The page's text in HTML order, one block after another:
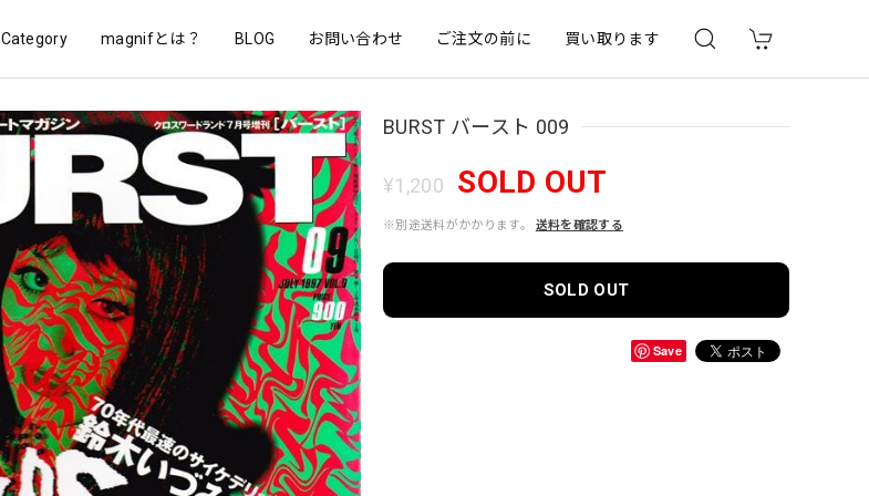
Category magnifとは？ BLOG お問い合わせ ご注文の前に 買い取ります
BURST バースト 009
¥1,200 SOLD OUT
※別途送料がかかります。 送料を確認する
SOLD OUT
Save